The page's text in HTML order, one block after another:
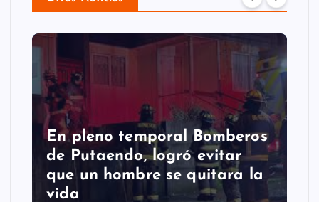
En pleno temporal Bomberos
de Putaendo, logró evitar
que un hombre se quitara la
vida